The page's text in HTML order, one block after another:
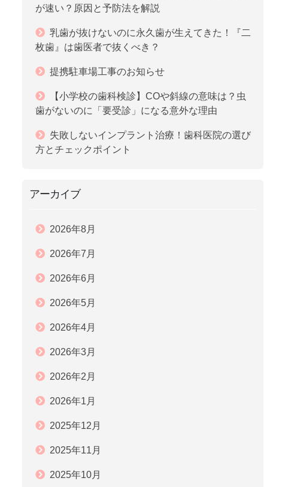
が速い？原因と予防法を解説
乳歯が抜けないのに永久歯が生えてきた！『二
枚歯』は歯医者で抜くべき？
提携駐車場工事のお知らせ
【小学校の歯科検診】COや斜線の意味は？虫
歯がないのに「要受診」になる意外な理由
失敗しないインプラント治療！歯科医院の選び
方とチェックポイント
アーカイブ
2026年8月
2026年7月
2026年6月
2026年5月
2026年4月
2026年3月
2026年2月
2026年1月
2025年12月
2025年11月
2025年10月